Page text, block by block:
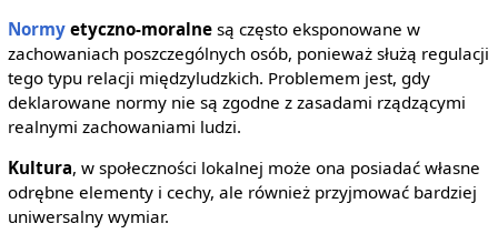
Normyetyczno-moralnesą często eksponowane w
zachowaniach poszczególnych osób, ponieważ służą regulacji
tego typu relacji międzyludzkich. Problemem jest, gdy
deklarowane normy nie są zgodne z zasadami rządzącymi
realnymi zachowaniami ludzi.
Kultura, w społeczności lokalnej może ona posiadać własne
odrębne elementy i cechy, ale również przyjmować bardziej
uniwersalny wymiar.